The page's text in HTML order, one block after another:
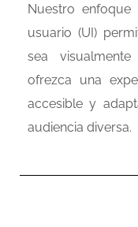
Nuestro
usuario (UI)
sea
ofrezca una
accesible y
audiencia diversa.